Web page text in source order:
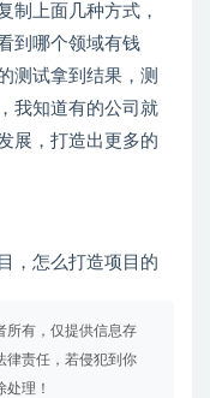
制上面几种方式，
到哪个领域有钱
测试拿到结果，测
我知道有的公司就
展，打造出更多的
，怎么打造项目的
所有，仅提供信息存
律责任，若侵犯到你
理！